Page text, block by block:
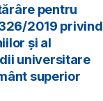
pentru
2019 privind
şi al
universitare
superior